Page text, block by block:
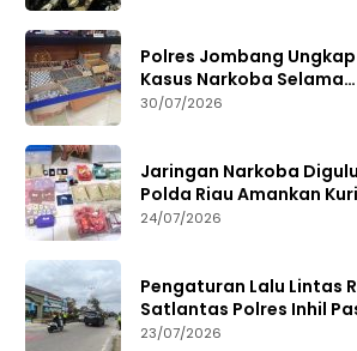
Polres Jombang
Kasus Narkoba Selama
Semester I 2026, 113
30/07/2026
Jaringan Narkoba
Polda Riau Amankan
Sita Barang Bukti Bernilai
24/07/2026
Pengaturan Lalu Lintas
Satlantas Polres Inhil
Arus Tetap Lancar
23/07/2026